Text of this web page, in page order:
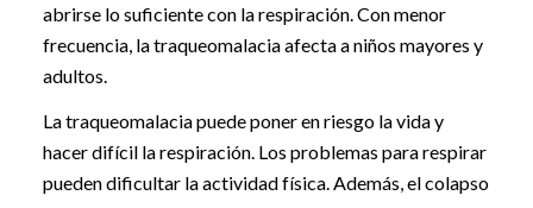
abrirse lo suficiente con la respiración. Con menor
frecuencia, la traqueomalacia afecta a niños mayores y
adultos.
La traqueomalacia puede poner en riesgo la vida y
hacer difícil la respiración. Los problemas para respirar
pueden dificultar la actividad física. Además, el colapso